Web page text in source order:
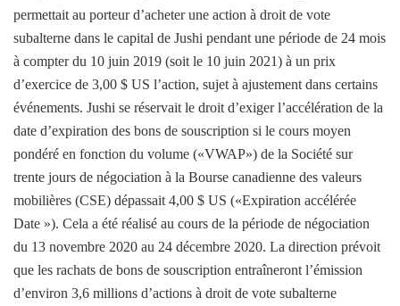
permettait au porteur d’acheter une action à droit de vote
subalterne dans le capital de Jushi pendant une période de 24 mois
à compter du 10 juin 2019 (soit le 10 juin 2021) à un prix
d’exercice de 3,00 $ US l’action, sujet à ajustement dans certains
événements. Jushi se réservait le droit d’exiger l’accélération de la
date d’expiration des bons de souscription si le cours moyen
pondéré en fonction du volume («VWAP») de la Société sur
trente jours de négociation à la Bourse canadienne des valeurs
mobilières (CSE) dépassait 4,00 $ US («Expiration accélérée
Date »). Cela a été réalisé au cours de la période de négociation
du 13 novembre 2020 au 24 décembre 2020. La direction prévoit
que les rachats de bons de souscription entraîneront l’émission
d’environ 3,6 millions d’actions à droit de vote subalterne